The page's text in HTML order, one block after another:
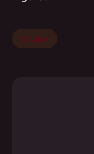
travaux